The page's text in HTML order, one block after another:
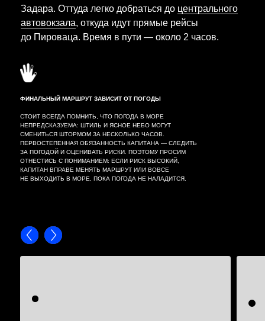
Задара. Оттуда легко добраться до центрального
автовокзала, откуда идут прямые рейсы
до Пироваца. Время в пути — около 2 часов.
ФИНАЛЬНЫЙ МАРШРУТ ЗАВИСИТ ОТ ПОГОДЫ
СТОИТ ВСЕГДА ПОМНИТЬ, ЧТО ПОГОДА В МОРЕ
НЕПРЕДСКАЗУЕМА: ШТИЛЬ И ЯСНОЕ НЕБО МОГУТ
СМЕНИТЬСЯ ШТОРМОМ ЗА НЕСКОЛЬКО ЧАСОВ.
ПЕРВОСТЕПЕННАЯ ОБЯЗАННОСТЬ КАПИТАНА — СЛЕДИТЬ
ЗА ПОГОДОЙ И ОЦЕНИВАТЬ РИСКИ. ПОЭТОМУ ПРОСИМ
ОТНЕСТИСЬ С ПОНИМАНИЕМ: ЕСЛИ РИСК ВЫСОКИЙ,
КАПИТАН ВПРАВЕ МЕНЯТЬ МАРШРУТ ИЛИ ВОВСЕ
НЕ ВЫХОДИТЬ В МОРЕ, ПОКА ПОГОДА НЕ НАЛАДИТСЯ.